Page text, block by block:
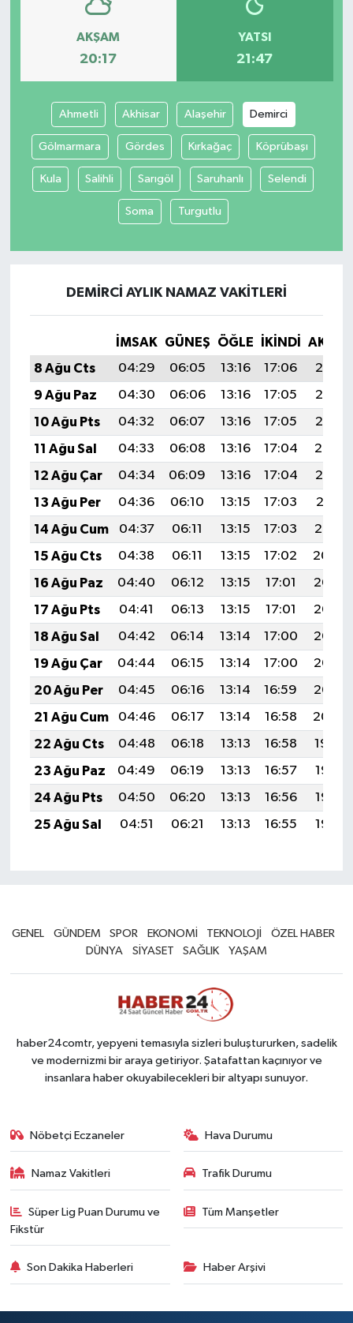
AKŞAM
20:17
YATSI
21:47
Ahmetli Akhisar Alaşehir Demirci
Gölmarmara Gördes Kırkağaç Köprübaşı
Kula Salihli Sarıgöl Saruhanlı Selendi
Soma Turgutlu
DEMIRCI AYLIK NAMAZ VAKITLERI
İMSAK GÜNEŞ ÖĞLE İKINDI
8 Ağu Cts
04:29 06:05 13:16 17:06
20:17
9 Ağu Paz
04:30 06:06 13:16 17:05
20:16
10 Ağu Pts
04:32 06:07 13:16 17:05
20:15
11 Ağu Sal
04:33 06:08 13:16 17:04
20:14
12 Ağu Çar
04:34 06:09 13:16 17:04
20:12
13 Ağu Per
04:36 06:10 13:15 17:03
20:11
14 Ağu Cum
04:37 06:11 13:15 17:03
20:10
15 Ağu Cts
04:38 06:11 13:15 17:02
20:09
16 Ağu Paz
04:40 06:12 13:15 17:01
20:07
17 Ağu Pts
04:41 06:13 13:15 17:01
20:06
18 Ağu Sal
04:42 06:14 13:14 17:00
20:05
19 Ağu Çar
04:44 06:15 13:14 17:00
20:03
20 Ağu Per
04:45 06:16 13:14 16:59
20:02
21 Ağu Cum
04:46 06:17 13:14 16:58
20:00
22 Ağu Cts
04:48 06:18 13:13 16:58
19:59
23 Ağu Paz
04:49 06:19 13:13 16:57
19:58
24 Ağu Pts
04:50 06:20 13:13 16:56
19:56
25 Ağu Sal
04:51 06:21 13:13 16:55 19:55
GENEL GÜNDEM SPOR EKONOMİ TEKNOLOJİ
ÖZEL HABER
DÜNYA
SİYASET SAĞLIK YAŞAM
haber24comtr, yepyeni temasıyla sizleri buluştururken, sadelik
ve modernizmi bir araya getiriyor. Şatafattan kaçınıyor ve
insanlara haber okuyabilecekleri bir altyapı sunuyor.
Nöbetçi Eczaneler Hava Durumu
Namaz Vakitleri Trafik Durumu
Süper Lig Puan Durumu ve
Fikstür
Tüm Manşetler
Son Dakika Haberleri Haber Arşivi